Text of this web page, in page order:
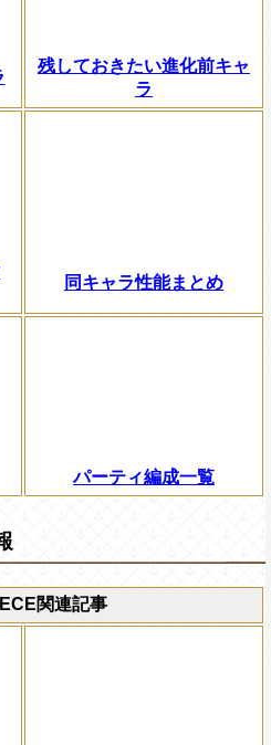
残しておきたい進化前キャ
ラ
同キャラ性能まとめ
パーティ編成一覧
関連記事